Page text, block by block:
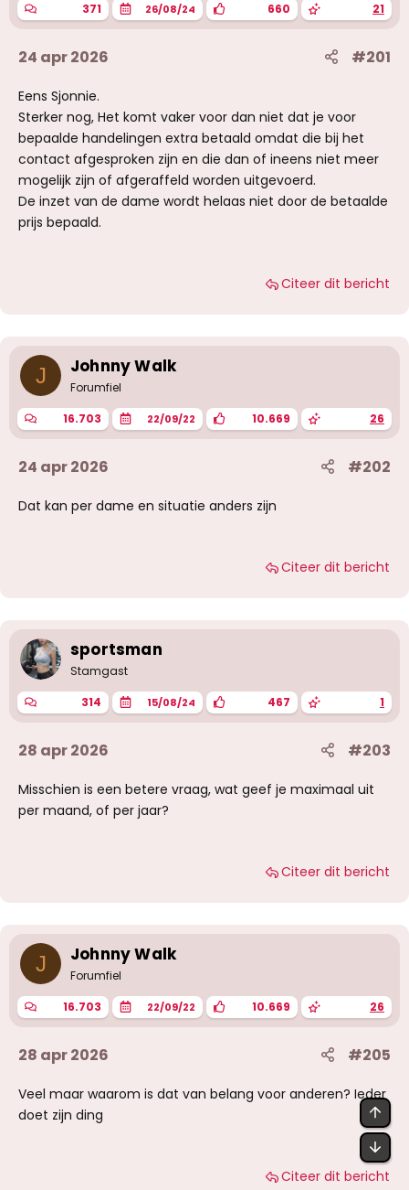
371 26/08/24 660 21
24 apr 2026 #201
Eens Sjonnie.
Sterker nog, Het komt vaker voor dan niet dat je voor
bepaalde handelingen extra betaald omdat die bij het
contact afgesproken zijn en die dan of ineens niet meer
mogelijk zijn of afgeraffeld worden uitgevoerd.
De inzet van de dame wordt helaas niet door de betaalde
prijs bepaald.
Citeer dit bericht
J Johnny Walk
Forumfiel
16.703 22/09/22 10.669 26
24 apr 2026 #202
Dat kan per dame en situatie anders zijn
Citeer dit bericht
sportsman
Stamgast
314 15/08/24 467 1
28 apr 2026 #203
Misschien is een betere vraag, wat geef je maximaal uit
per maand, of per jaar?
Citeer dit bericht
J Johnny Walk
Forumfiel
16.703 22/09/22 10.669 26
28 apr 2026 #205
Veel maar waarom is dat van belang voor anderen? Ieder
doet zijn ding
Citeer dit bericht